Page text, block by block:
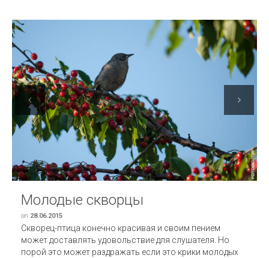
Previous
Молодые скворцы
on 28.06.2015
Скворец-птица конечно красивая и своим пением
может доставлять удовольствие для слушателя. Но
порой это может раздражать если это крики молодых